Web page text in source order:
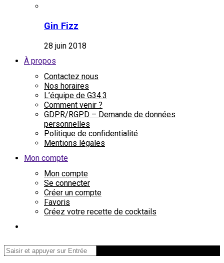
Gin Fizz
28 juin 2018
À propos
Contactez nous
Nos horaires
L’équipe de G34.3
Comment venir ?
GDPR/RGPD – Demande de données
personnelles
Politique de confidentialité
Mentions légales
Mon compte
Mon compte
Se connecter
Créer un compte
Favoris
Créez votre recette de cocktails